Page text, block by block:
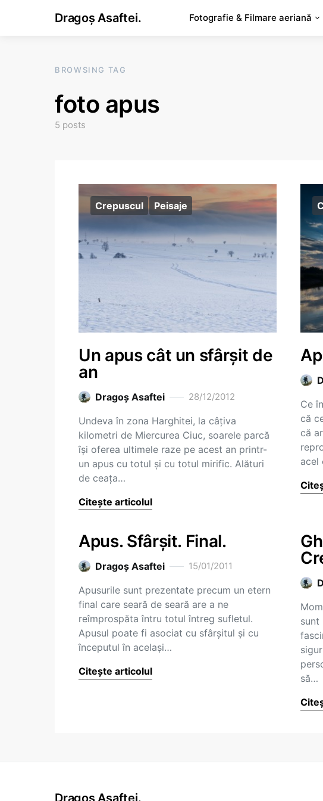
Dragoș Asaftei. Fotografie & Filmare aeriană
BROWSING TAG
foto apus
5 posts
Crepuscul Peisaje
Un apus cât un sfârșit de
an
Dragoş Asaftei 28/12/2012
Undeva în zona Harghitei, la câțiva
kilometri de Miercurea Ciuc, soarele parcă
își oferea ultimele raze pe acest an printr-
un apus cu totul și cu totul mirific. Alături
de ceața…
Citește articolul
Ce
că
că
acel
Apus. Sfârşit. Final.
Dragoş Asaftei 15/01/2011
Apusurile sunt prezentate precum un etern
final care seară de seară are a ne
reîmprospăta întru totul întreg sufletul.
Apusul poate fi asociat cu sfârşitul şi cu
începutul în acelaşi…
Citește articolul
sunt
să…
Dragoș Asaftei.